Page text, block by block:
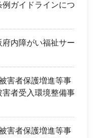
ガイドラインにつ
内障がい福祉サー
害者保護増進等事
者受入環境整備事
害者保護増進等事